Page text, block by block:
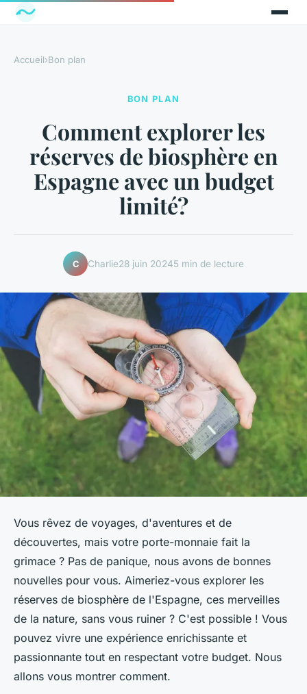
Accueil›Bon plan
BON PLAN
Comment explorer les
réserves de biosphère en
Espagne avec un budget
limité?
C Charlie28 juin 20245 min de lecture
Vous rêvez de voyages, d'aventures et de
découvertes, mais votre porte-monnaie fait la
grimace ? Pas de panique, nous avons de bonnes
nouvelles pour vous. Aimeriez-vous explorer les
réserves de biosphère de l'Espagne, ces merveilles
de la nature, sans vous ruiner ? C'est possible ! Vous
pouvez vivre une expérience enrichissante et
passionnante tout en respectant votre budget. Nous
allons vous montrer comment.